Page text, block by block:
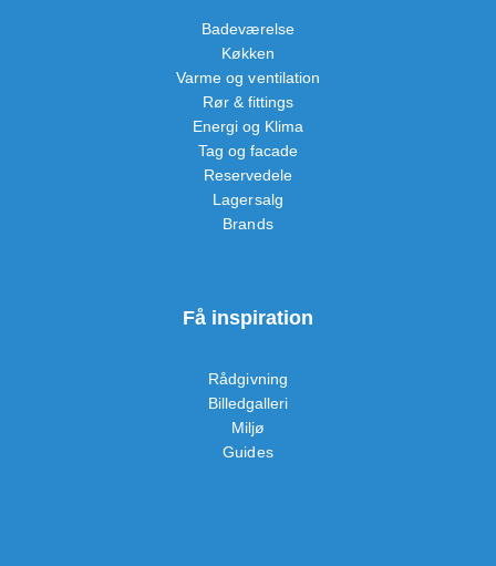
Badeværelse
Køkken
Varme og ventilation
Rør & fittings
Energi og Klima
Tag og facade
Reservedele
Lagersalg
Brands
Få inspiration
Rådgivning
Billedgalleri
Miljø
Guides